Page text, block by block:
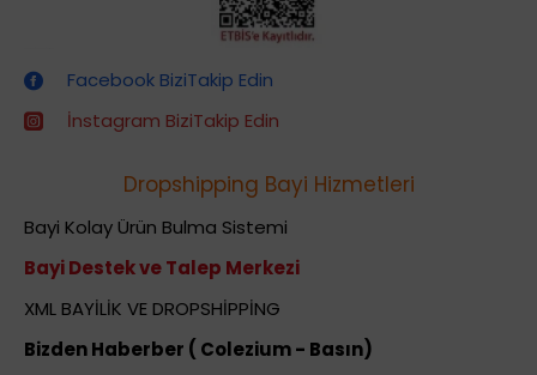
Facebook BiziTakip Edin
İnstagram BiziTakip Edin
Dropshipping Bayi Hizmetleri
Bayi Kolay Ürün Bulma Sistemi
Bayi Destek ve Talep Merkezi
XML BAYİLİK VE DROPSHİPPİNG
Bizden Haberber ( Colezium - Basın)